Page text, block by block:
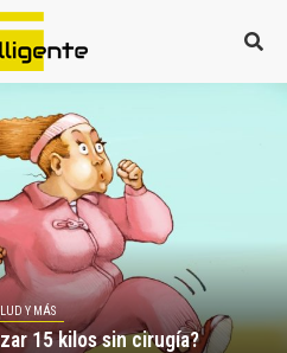
Y MÁS
15 kilos sin cirugía?